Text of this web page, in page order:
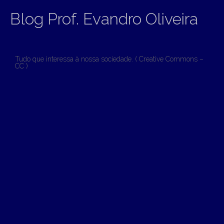
Blog Prof. Evandro Oliveira
Tudo que interessa à nossa sociedade. ( Creative Commons –
CC )